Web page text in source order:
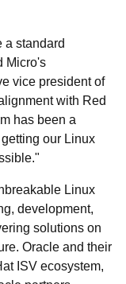
a standard
Micro's
vice president of
with Red
has been a
our Linux
Linux
development,
solutions on
Oracle and their
ISV ecosystem,